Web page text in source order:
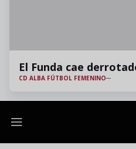
El Funda cae
CD ALBA FÚTBOL FEMENINO